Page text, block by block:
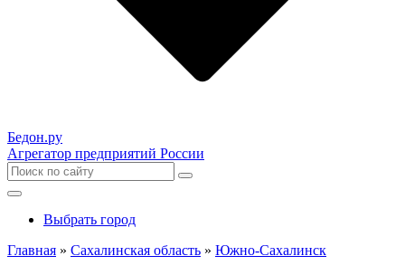
Бедон.ру
Агрегатор предприятий России
Выбрать город
Главная » Сахалинская область » Южно-Сахалинск